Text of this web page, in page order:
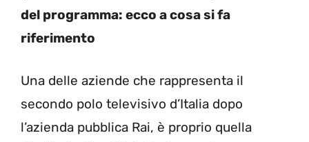
del programma: ecco a cosa si fa
riferimento
Una delle aziende che rappresenta il
secondo polo televisivo d’Italia dopo
l’azienda pubblica Rai, è proprio quella